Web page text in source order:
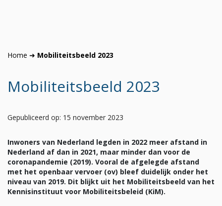
Home ➜ Mobiliteitsbeeld 2023
Mobiliteitsbeeld 2023
Gepubliceerd op: 15 november 2023
Inwoners van Nederland legden in 2022 meer afstand in
Nederland af dan in 2021, maar minder dan voor de
coronapandemie (2019). Vooral de afgelegde afstand
met het openbaar vervoer (ov) bleef duidelijk onder het
niveau van 2019. Dit blijkt uit het Mobiliteitsbeeld van het
Kennisinstituut voor Mobiliteitsbeleid (KiM).